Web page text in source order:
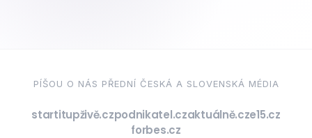
PÍŠOU O NÁS PŘEDNÍ ČESKÁ A SLOVENSKÁ MÉDIA
startitupživě.czpodnikatel.czaktuálně.cze15.cz
forbes.cz